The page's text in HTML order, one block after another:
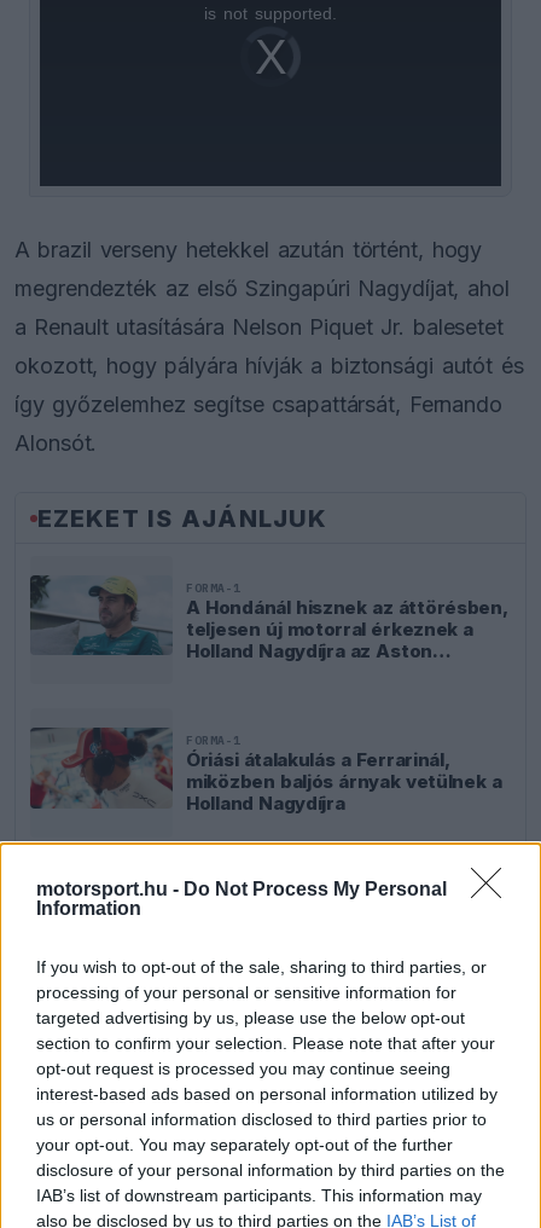
motorsport.hu - Do Not Process My Personal
Information
If you wish to opt-out of the sale, sharing to third parties, or
processing of your personal or sensitive information for
targeted advertising by us, please use the below opt-out
section to confirm your selection. Please note that after your
opt-out request is processed you may continue seeing
interest-based ads based on personal information utilized by
us or personal information disclosed to third parties prior to
your opt-out. You may separately opt-out of the further
disclosure of your personal information by third parties on the
IAB’s list of downstream participants. This information may
also be disclosed by us to third parties on the IAB’s List of
Video
Player
loading.
is not supported.
A brazil verseny hetekkel azután történt, hogy
megrendezték az első Szingapúri Nagydíjat, ahol
a Renault utasítására Nelson Piquet Jr. balesetet
okozott, hogy pályára hívják a biztonsági autót és
így győzelemhez segítse csapattársát, Fernando
Alonsót.
EZEKET IS AJÁNLJUK
FORMA-1
A Hondánál hisznek az áttörésben,
teljesen új motorral érkeznek a
Holland Nagydíjra az Aston
FORMA-1
Óriási átalakulás a Ferrarinál,
miközben baljós árnyak vetülnek a
Holland Nagydíjra
FORMA-1
szezonkezdés után